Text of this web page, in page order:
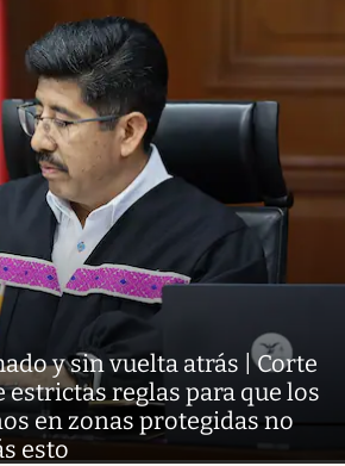
y sin vuelta atrás | Corte
reglas para que los
en zonas protegidas no
esto